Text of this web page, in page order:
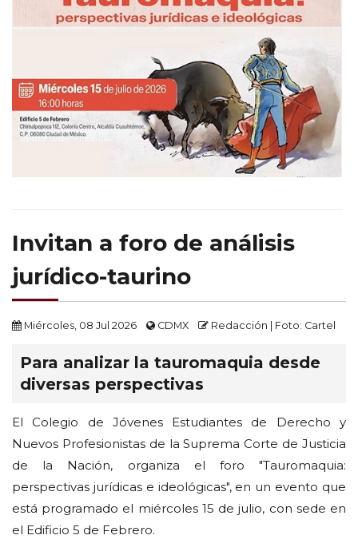
Invitan a foro de análisis
jurídico-taurino
Miércoles, 08 Jul 2026 CDMX Redacción | Foto: Cartel
Para analizar la tauromaquia desde
diversas perspectivas
El Colegio de Jóvenes Estudiantes de Derecho y
Nuevos Profesionistas de la Suprema Corte de Justicia
de la Nación, organiza el foro "Tauromaquia:
perspectivas jurídicas e ideológicas", en un evento que
está programado el miércoles 15 de julio, con sede en
el Edificio 5 de Febrero.